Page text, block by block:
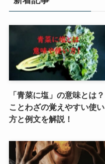
「青菜に塩」の意味とは？
ことわざの覚えやすい使い
方と例文を解説！